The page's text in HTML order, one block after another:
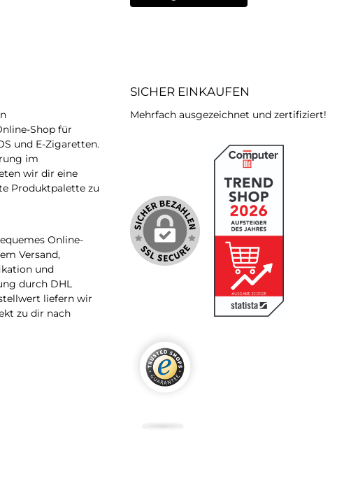
Shop für
und E-Zigaretten.
im
wir dir eine
Produktpalette zu
Online-
Versand,
und
durch DHL
liefern wir
zu dir nach
SICHER EINKAUFEN
Mehrfach ausgezeichnet und zertifiziert!